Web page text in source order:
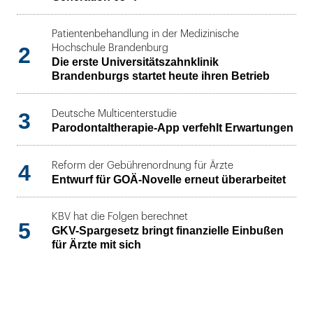
2
Patientenbehandlung in der Medizinische
Hochschule Brandenburg
Die erste Universitätszahnklinik
Brandenburgs startet heute ihren Betrieb
3 Deutsche Multicenterstudie
Parodontaltherapie-App verfehlt Erwartungen
4 Reform der Gebührenordnung für Ärzte
Entwurf für GOÄ-Novelle erneut überarbeitet
5
KBV hat die Folgen berechnet
GKV-Spargesetz bringt finanzielle Einbußen
für Ärzte mit sich